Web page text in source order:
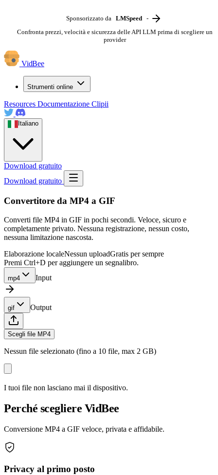
Sponsorizzato da LMSpeed
-
Confronta prezzi, velocità e sicurezza delle API LLM prima di scegliere un
provider
VidBee
Strumenti online
Resources Documentazione Clipii
Italiano
Download gratuito
Download gratuito
Convertitore da MP4 a GIF
Converti file MP4 in GIF in pochi secondi. Veloce, sicuro e
completamente privato. Nessuna registrazione, nessun costo,
nessuna limitazione nascosta.
Elaborazione localeNessun uploadGratis per sempre
Premi Ctrl+D per aggiungere un segnalibro.
mp4 Input
gif Output
Scegli file MP4
Nessun file selezionato (fino a 10 file, max 2 GB)
I tuoi file non lasciano mai il dispositivo.
Perché scegliere VidBee
Conversione MP4 a GIF veloce, privata e affidabile.
Privacy al primo posto